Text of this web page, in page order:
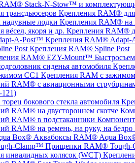
Крепления RAM® для
Крепления RAM® на
Крепления RAM®
Крепления RAM® Adapt-
Крепления RAM® Spline Post
Крепления RAM с
121)
Аквабоксы RAM® Aqua
Прищепки RAM® Tough-